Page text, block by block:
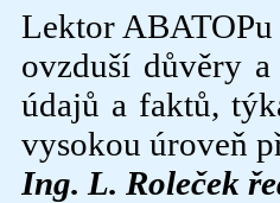
Lektor ABATOPu
ovzduší důvěry
údajů a faktů,
vysokou úroveň
Ing. L. Roleček